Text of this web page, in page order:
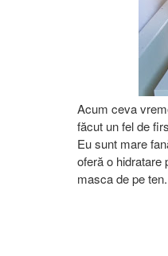
Acum ceva
făcut un fel de
Eu sunt mare
oferă o hidratare
masca de pe ten.